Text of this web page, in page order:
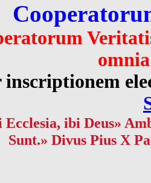
inscriptionem
ibi Deus»
Sunt.» Divus Pius X